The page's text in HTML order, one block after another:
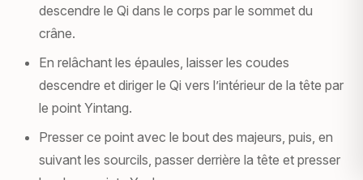
descendre le Qi dans le corps par le sommet du
crâne.
En relâchant les épaules, laisser les coudes
descendre et diriger le Qi vers l’intérieur de la tête par
le point Yintang.
Presser ce point avec le bout des majeurs, puis, en
suivant les sourcils, passer derrière la tête et presser